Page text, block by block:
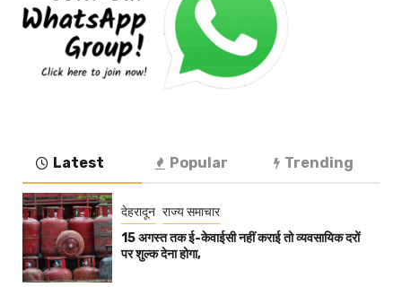
Latest Popular Trending
देहरादून राज्य समाचार
15 अगस्त तक ई-केवाईसी नहीं कराई तो व्यवसायिक दरों
पर शुल्क देना होगा,